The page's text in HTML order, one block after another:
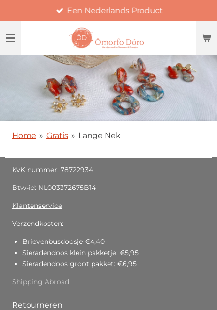
naar
Een Nederlands Product
Home » Gratis » Lange Nek
KvK nummer: 78722934
Btw-id: NL003372675B14
Klantenservice
Verzendkosten:
Brievenbusdoosje €4,40
Sieradendoos klein pakketje: €5,95
Sieradendoos groot pakket: €6,95
Shipping Abroad
Retourneren